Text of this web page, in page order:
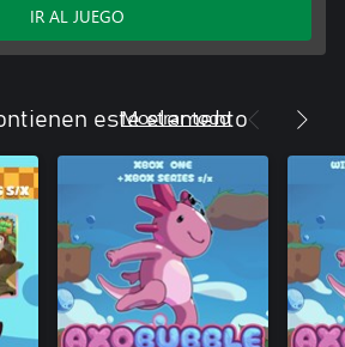
IR AL JUEGO
este elemento
Mostrar todo